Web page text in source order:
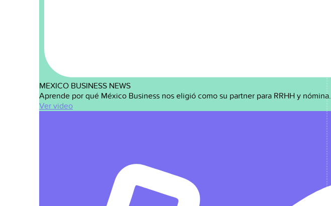
MEXICO BUSINESS NEWS
Aprende por qué México Business nos eligió como su partner para RRHH y nómina.
Ver video